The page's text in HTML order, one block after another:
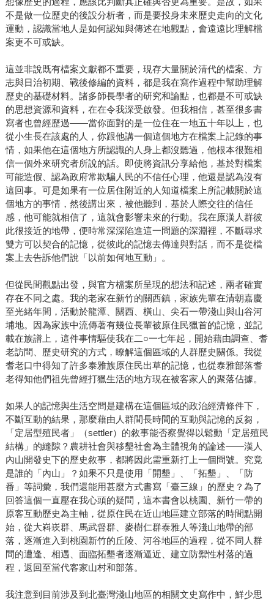
不是做一位歷史的後設分析者，而是要投身未來歷史走向的文化
運動，認識當地人是如何認知與傳述在地觀點，會遠遠比理解檔
案更不可或缺。
這並非說既有檔案文獻都不重要，現存大量關於清代的檔案、方
志與日治初期、戰後修編的資料，都是我在寫作過程中幫助理解
歷史的基礎材料。諸多師長學者的研究和論點，也都是不可或缺
的思想資源和資料，在在令我深受啟發。但我相信，甚至很多書
寫者也曾經歷過——當你面對的是一位住在一地五十年以上，也
從小生長在該處的人，你跟他講一個這個地方在檔案上記錄的事
情，如果他在這個地方所認識的人身上都沒聽過，他根本很難相
信一個外來研究者所說的話。即使將資訊分享給他，基於對檔案
可能造假、認為政府常欺騙人民的不信任心理，他還是認為沒有
這回事。可是如果有一位居住附近的人知道檔案上所記載關於這
個地方的事情，然後講出來，被他聽到，基於人際交往的信任
感，他可能就相信了，這就會影響未來的行動。我在原漢人群彼
此很接近的地帶，便時常深深陷進這一問題的深淵裡，不斷尋求
雙方可以契合的記憶，從彼此的記憶去傳達與對話，而不是從檔
案上去告訴他們說「以前如何地互動」。
但從民間觀點出發，與官方檔案所呈現的想法和記述，兩者確實
存在不同之處。我的老家在新竹的關西鎮，家族先輩在清朝嘉慶
至光緒年間，活動於龍潭、關西、橫山、尖石一帶淺山與山谷河
埔地。因為家族中流傳著有幾位長輩被原住民獵首的記憶，並記
載在族譜上，這件事情驅使我在二○一七年起，開始藉由調查、耆
老訪問、歷史研究的方式，瞭解這個區域的人群歷史關係。我從
耆老口中得知了許多泰雅族原住民出草的記憶，也從泰雅部落耆
老得知他們祖先曾經打獵生活的地方現在被客家人的聚落佔據。
如果人的記憶與生活空間是建構在這個區域的政治經濟條件下，
不斷互動的結果，那麼藉由人群間長時間的互動與記憶的反芻，
「定居型殖民者」（settler）的敘事能否察覺得以鬆動「定居殖民
結構」的縫隙？農耕社會與移墾社會為主體視角的論述——漢人
內山開發史下的歷史敘事，都將因此需重新打上一個問號。究竟
是誰的「內山」？如果不只是使用「開墾」、「拓墾」、「防
番」等詞彙，我們還能用甚麼方式書寫「臺三線」的歷史？為了
回答這個一直壓在我心頭的疑問，這本書會以桃園、新竹一帶的
原客互動歷史為主軸，從原住民在近山地區建立部落的時間點開
始，從大嵙崁群、馬武督群、麥樹仁群泰雅人等淺山地帶的部
落，逐漸進入到桃園新竹的丘陵、河谷地區的過程，從不同人群
間的遭逢、相遇、面臨拓墾者逐漸逼近、建立防禦性村落的過
程，返回至當代客家山村和部落。
我注意到目前涉及到北臺灣淺山地區的相關文史寫作中，鮮少思